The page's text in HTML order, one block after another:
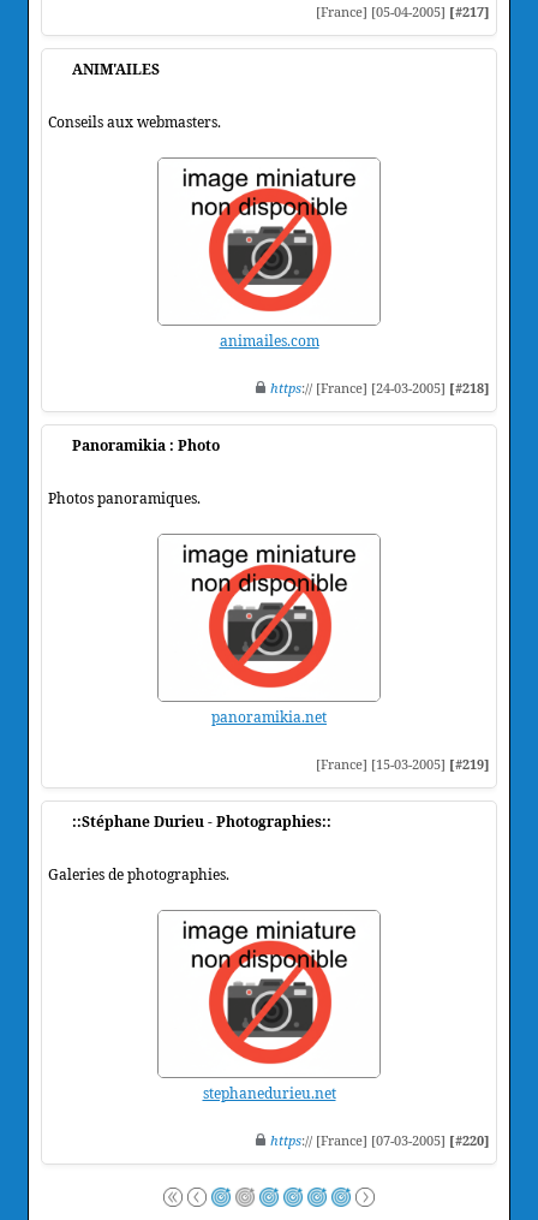
[France] [05-04-2005] [#217]
ANIM'AILES
Conseils aux webmasters.
animailes.com
https:// [France] [24-03-2005] [#218]
Panoramikia : Photo
Photos panoramiques.
panoramikia.net
[France] [15-03-2005] [#219]
::Stéphane Durieu - Photographies::
Galeries de photographies.
stephanedurieu.net
https:// [France] [07-03-2005] [#220]